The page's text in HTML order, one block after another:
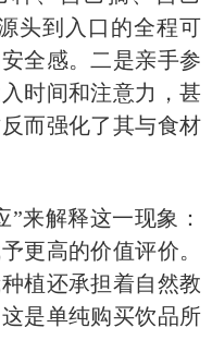
头到入口的全程可
全感。二是亲手参
时间和注意力，甚
而强化了其与食材
”来解释这一现象：
更高的价值评价。
植还承担着自然教
是单纯购买饮品所